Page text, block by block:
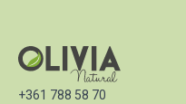
+361 788 58 70